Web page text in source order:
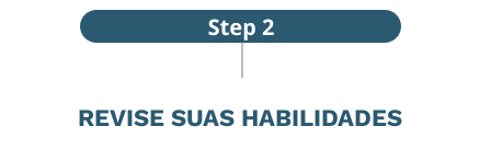
REVISE SUAS HABILIDADES